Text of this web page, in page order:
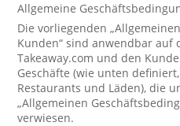
Allgemeine
Die vorliegenden
Kunden“ sind anwendbar auf
Takeaway.com und den
Geschäfte (wie unten
Restaurants und Läden), die
„Allgemeinen
verwiesen.